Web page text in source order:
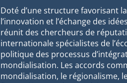
Doté d’une structure favorisant
l’innovation et l’échange des
réunit des chercheurs de
internationale spécialistes de
politique des processus
mondialisation. Les accords
mondialisation, le régionalisme,